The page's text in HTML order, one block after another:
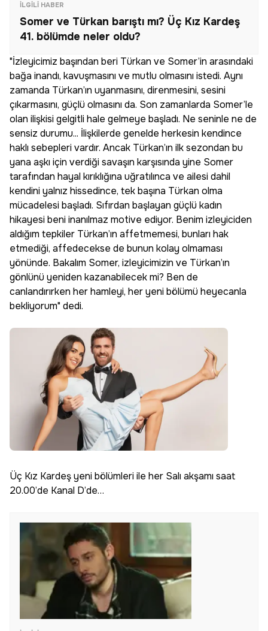
İLGILI HABER
Somer ve Türkan barıştı mı? Üç Kız Kardeş
41. bölümde neler oldu?
"İzleyicimiz başından beri Türkan ve Somer’in arasındaki
bağa inandı, kavuşmasını ve mutlu olmasını istedi. Aynı
zamanda Türkan’ın uyanmasını, direnmesini, sesini
çıkarmasını, güçlü olmasını da. Son zamanlarda Somer’le
olan ilişkisi gelgitli hale gelmeye başladı. Ne seninle ne de
sensiz durumu... İlişkilerde genelde herkesin kendince
haklı sebepleri vardır. Ancak Türkan’ın ilk sezondan bu
yana aşkı için verdiği savaşın karşısında yine Somer
tarafından hayal kırıklığına uğratılınca ve ailesi dahil
kendini yalnız hissedince, tek başına Türkan olma
mücadelesi başladı. Sıfırdan başlayan güçlü kadın
hikayesi beni inanılmaz motive ediyor. Benim izleyiciden
aldığım tepkiler Türkan’ın affetmemesi, bunları hak
etmediği, affedecekse de bunun kolay olmaması
yönünde. Bakalım Somer, izleyicimizin ve Türkan’ın
gönlünü yeniden kazanabilecek mi? Ben de
canlandırırken her hamleyi, her yeni bölümü heyecanla
bekliyorum" dedi.
Üç Kız Kardeş yeni bölümleri ile her Salı akşamı saat
20.00’de Kanal D’de…